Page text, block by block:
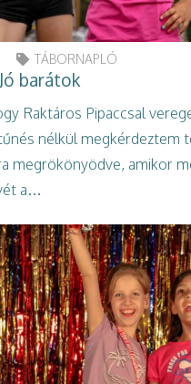
TÁBORNAPLÓ
barátok
Raktáros Pipaccsal
nélkül megkérdeztem
megrökönyödve, amikor
a…